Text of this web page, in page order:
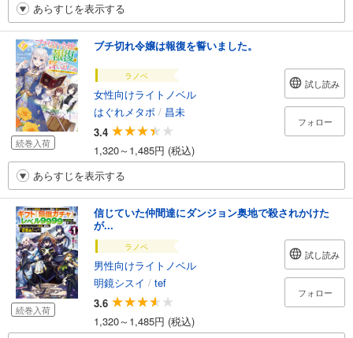
あらすじを表示する
続巻入荷
ブチ切れ令嬢は報復を誓いました。
ラノベ
女性向けライトノベル
はぐれメタボ / 昌未
3.4
1,320～1,485円 (税込)
試し読み
フォロー
あらすじを表示する
続巻入荷
信じていた仲間達にダンジョン奥地で殺されかけた
が...
ラノベ
男性向けライトノベル
明鏡シスイ / tef
3.6
1,320～1,485円 (税込)
試し読み
フォロー